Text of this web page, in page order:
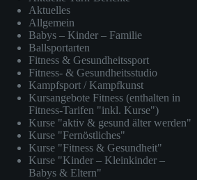
Aktuelles
Allgemein
Babys – Kinder – Familie
Ballsportarten
Fitness & Gesundheitssport
Fitness- & Gesundheitsstudio
Kampfsport / Kampfkunst
Kursangebote Fitness (enthalten in
Fitness-Tarifen "inkl. Kurse")
Kurse "aktiv & gesund älter werden"
Kurse "Fernöstliches"
Kurse "Fitness & Gesundheit"
Kurse "Kinder – Kleinkinder –
Babys & Eltern"